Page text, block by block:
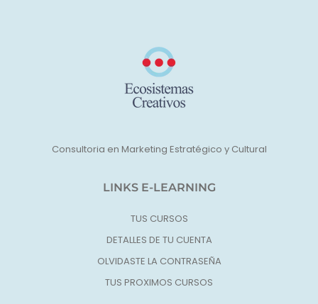
Consultoria en Marketing Estratégico y Cultural
LINKS E-LEARNING
TUS CURSOS
DETALLES DE TU CUENTA
OLVIDASTE LA CONTRASEÑA
TUS PROXIMOS CURSOS